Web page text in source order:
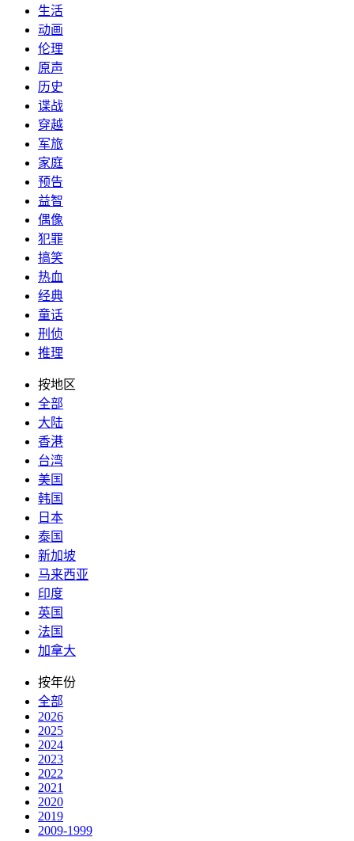
生活
动画
伦理
原声
历史
谍战
穿越
军旅
家庭
预告
益智
偶像
犯罪
搞笑
热血
经典
童话
刑侦
推理
按地区
全部
大陆
香港
台湾
美国
韩国
日本
泰国
新加坡
马来西亚
印度
英国
法国
加拿大
按年份
全部
2026
2025
2024
2023
2022
2021
2020
2019
2009-1999